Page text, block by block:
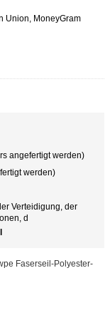
Union, MoneyGram
angefertigt werden)
werden)
Verteidigung, der
d
Faserseil-Polyester-